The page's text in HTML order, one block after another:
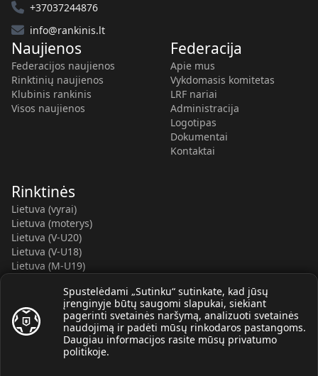
Spustelėdami „Sutinku“ sutinkate, kad jūsų
įrenginyje būtų saugomi slapukai, siekiant
pagerinti svetainės naršymą, analizuoti svetainės
naudojimą ir padėti mūsų rinkodaros pastangoms.
Daugiau informacijos rasite mūsų privatumo
politikoje.
+37037244876
info@rankinis.lt
Naujienos
Federacijos naujienos
Rinktinių naujienos
Klubinis rankinis
Visos naujienos
Federacija
Apie mus
Vykdomasis komitetas
LRF nariai
Administracija
Logotipas
Dokumentai
Kontaktai
Rinktinės
Lietuva (vyrai)
Lietuva (moterys)
Lietuva (V-U20)
Lietuva (V-U18)
Lietuva (M-U19)
Lietuva (M-U16)